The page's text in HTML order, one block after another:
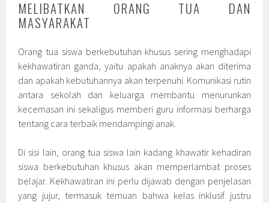
MELIBATKAN ORANG TUA DAN
MASYARAKAT
Orang tua siswa berkebutuhan khusus sering menghadapi
kekhawatiran ganda, yaitu apakah anaknya akan diterima
dan apakah kebutuhannya akan terpenuhi. Komunikasi rutin
antara sekolah dan keluarga membantu menurunkan
kecemasan ini sekaligus memberi guru informasi berharga
tentang cara terbaik mendampingi anak.
Di sisi lain, orang tua siswa lain kadang khawatir kehadiran
siswa berkebutuhan khusus akan memperlambat proses
belajar. Kekhawatiran ini perlu dijawab dengan penjelasan
yang jujur, termasuk temuan bahwa kelas inklusif justru